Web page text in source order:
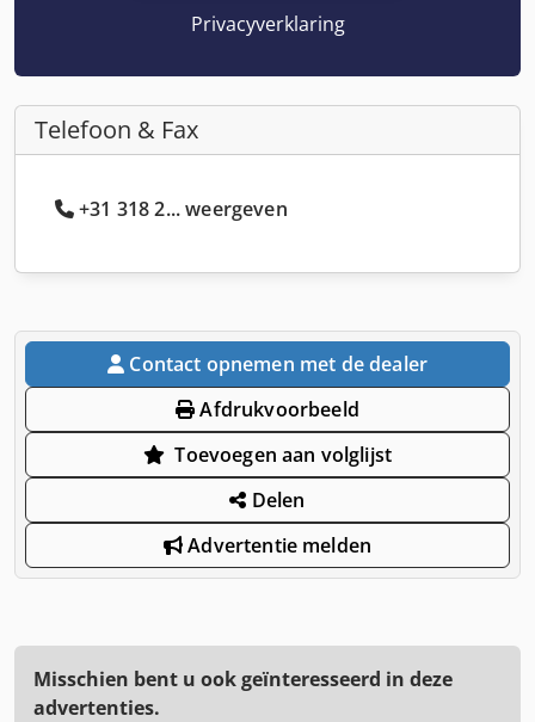
Privacyverklaring
Telefoon & Fax
+31 318 2... weergeven
Contact opnemen met de dealer
Afdrukvoorbeeld
Toevoegen aan volglijst
Delen
Advertentie melden
Misschien bent u ook geïnteresseerd in deze
advertenties.